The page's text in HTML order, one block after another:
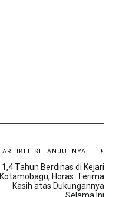
ARTIKEL SELANJUTNYA
1,4 Tahun Berdinas di Kejari
Kotamobagu, Horas: Terima
Kasih atas Dukungannya
Selama Ini